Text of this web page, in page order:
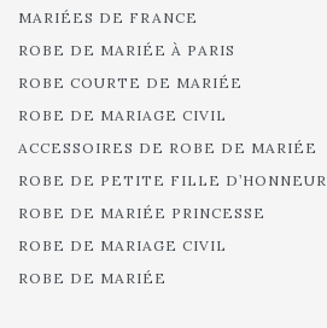
MARIÉES DE FRANCE
ROBE DE MARIÉE À PARIS
ROBE COURTE DE MARIÉE
ROBE DE MARIAGE CIVIL
ACCESSOIRES DE ROBE DE MARIÉE
ROBE DE PETITE FILLE D’HONNEUR
ROBE DE MARIÉE PRINCESSE
ROBE DE MARIAGE CIVIL
ROBE DE MARIÉE